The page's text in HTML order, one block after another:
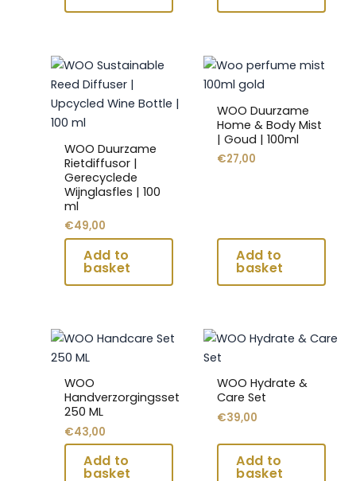
WOO Duurzame
Rietdiffusor |
Gerecyclede
Wijnglasfles | 100
ml
€49,00
Dit
product
heeft
meerdere
variaties.
Deze
optie
kan
gekozen
worden
WOO Duurzame
Home & Body Mist
| Goud | 100ml
€27,00
Dit
product
heeft
meerdere
variaties.
Deze
worden
WOO
Handverzorgingsset
250 ML
€43,00
Dit
product
heeft
meerdere
variaties.
Deze
optie
kan
WOO Hydrate &
Care Set
€39,00
Dit
product
heeft
meerdere
variaties.
optie
kan